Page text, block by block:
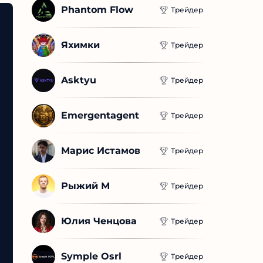
Phantom Flow Трейдер
Яхимки Трейдер
Asktyu Трейдер
Emergentagent Трейдер
Марис Истамов Трейдер
Рыжий М Трейдер
Юлия Ченцова Трейдер
Symple Osrl Трейдер